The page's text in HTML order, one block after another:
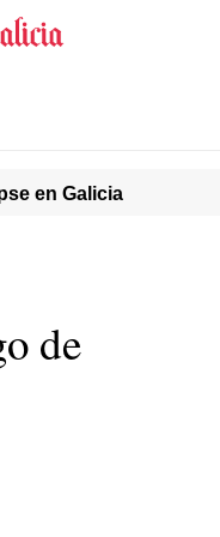
en Galicia
de